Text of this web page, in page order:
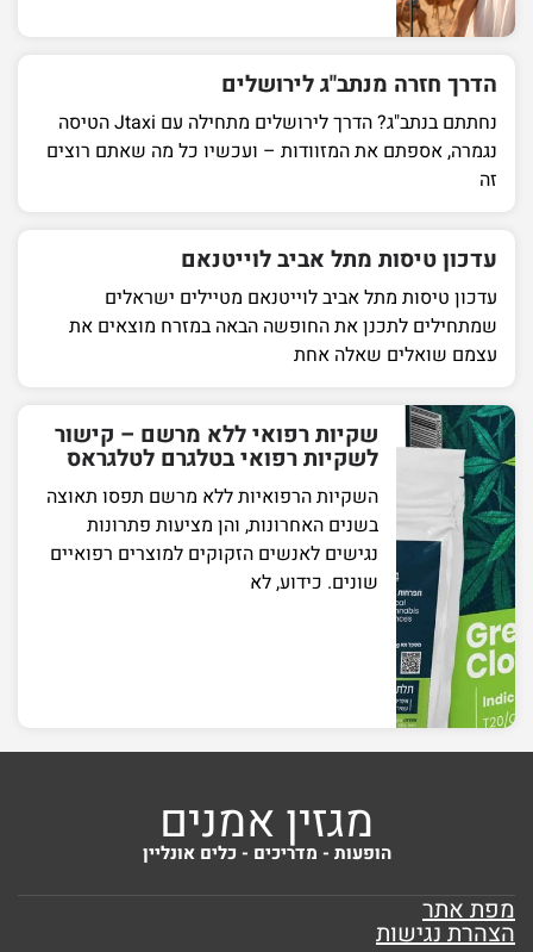
הדרך חזרה מנתב"ג לירושלים
נחתתם בנתב"ג? הדרך לירושלים מתחילה עם Jtaxi הטיסה
נגמרה, אספתם את המזוודות – ועכשיו כל מה שאתם רוצים
זה
עדכון טיסות מתל אביב לוייטנאם
עדכון טיסות מתל אביב לוייטנאם מטיילים ישראלים
שמתחילים לתכנן את החופשה הבאה במזרח מוצאים את
עצמם שואלים שאלה אחת
שקיות רפואי ללא מרשם – קישור
לשקיות רפואי בטלגרם לטלגראס
השקיות הרפואיות ללא מרשם תפסו תאוצה
בשנים האחרונות, והן מציעות פתרונות
נגישים לאנשים הזקוקים למוצרים רפואיים
שונים. כידוע, לא
מגזין אמנים
הופעות - מדריכים - כלים אונליין
מפת אתר
הצהרת נגישות